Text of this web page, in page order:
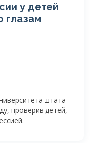
у детей
глазам
штата
проверив детей,